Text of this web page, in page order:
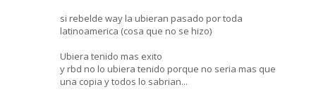
si rebelde way la ubieran pasado por toda
latinoamerica (cosa que no se hizo)
Ubiera tenido mas exito
y rbd no lo ubiera tenido porque no seria mas que
una copia y todos lo sabrian...